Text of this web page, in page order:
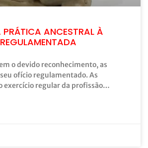
ANCESTRAL À
o devido reconhecimento, as
ofício regulamentado. As
exercício regular da profissão…